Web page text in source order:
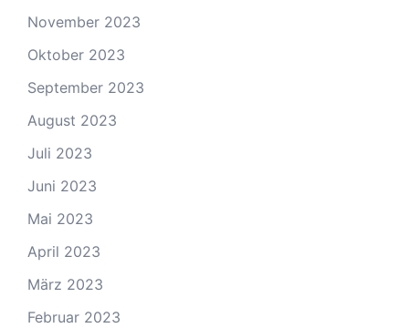
November 2023
Oktober 2023
September 2023
August 2023
Juli 2023
Juni 2023
Mai 2023
April 2023
März 2023
Februar 2023